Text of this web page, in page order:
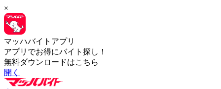
×
マッハバイトアプリ
アプリでお得にバイト探し！
無料ダウンロードはこちら
開く